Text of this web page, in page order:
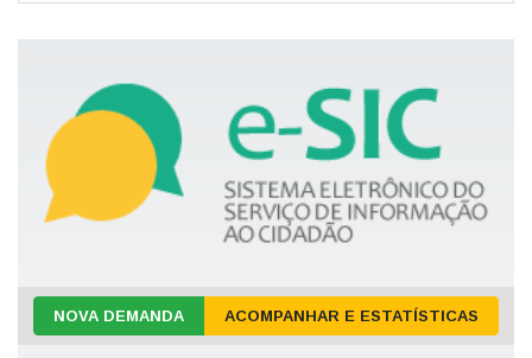
NOVA DEMANDA ACOMPANHAR E ESTATÍSTICAS